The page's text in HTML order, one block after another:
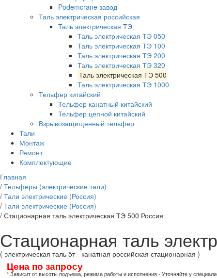
Podemcrane завод
Таль электрическая российская
Таль электрическая ТЭ
Таль электрическая ТЭ 050
Таль электрическая ТЭ 100
Таль электрическая ТЭ 200
Таль электрическая ТЭ 320
Таль электрическая ТЭ 500
Таль электрическая ТЭ 1000
Тельфер китайский
Тельфер канатный китайский
Тельфер цепной китайский
Взрывозащищенный тельфер
Тали
Монтаж
Ремонт
Комплектующие
Главная
/ Тельферы (электрические тали)
/ Тали электрические (Россия)
/ Тали электрические (Россия)
/ Стационарная таль электрическая ТЭ 500 Россия
Стационарная таль
( электрическая таль 5т - канатная российская стационарная )
Цена по запросу
* Зависит от высоты подъема, режима работы и исполнения - Уточняйте у